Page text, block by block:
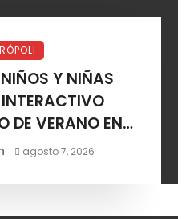
Y NIÑAS
DE VERANO EN
agosto 7, 2026